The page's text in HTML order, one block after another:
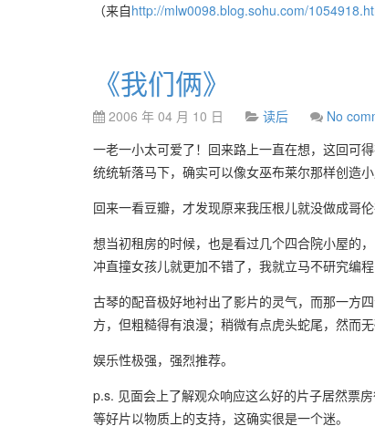
（来自http://mlw0098.blog.sohu.com/
《我们俩》
2006 年 04 月 10 日 读后
No
一老一小太可爱了！回来路上一直在想，这回可
统统斩落马下，确实可以像女巫布莱尔那样创造
回来一看豆瓣，才发现原来我压根儿就没做成哥
想当初租房的时候，也是看过几个四合院小屋的
冲直撞女孩儿就更加不错了，我就立马不研究编
古琴的配音极好地衬出了影片的灵气，而那一方
方，但粗糙得有浪漫；稍微有点虎头蛇尾，然而
娱乐性极强，强烈推荐。
p.s. 见面会上了解观众响应这么好的片子居然票
等好片以物质上的支持，这确实很是一个迷。